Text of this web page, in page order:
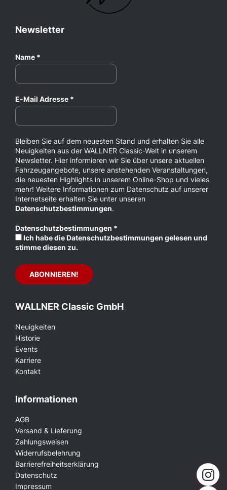
Newsletter
Name *
E-Mail Adresse *
Bleiben Sie auf dem neuesten Stand und erhalten Sie alle
Neuigkeiten aus der WALLNER Classic-Welt in unserem
Newsletter. Hier informieren wir Sie über unsere aktuellen
Fahrzeugangebote, unsere anstehenden Veranstaltungen,
die neuesten Highlights in unserem Online-Shop und vieles
mehr! Weitere Informationen zum Datenschutz auf unserer
Internetseite erhalten Sie unter unseren
Datenschutzbestimmungen.
Datenschutzbestimmungen *
Ich habe die Datenschutzbestimmungen gelesen und
stimme diesen zu.
WALLNER Classic GmbH
Neuigkeiten
Historie
Events
Karriere
Kontakt
Informationen
AGB
Versand & Lieferung
Zahlungsweisen
Widerrufsbelehrung
Barrierefreiheitserklärung
Datenschutz
Impressum